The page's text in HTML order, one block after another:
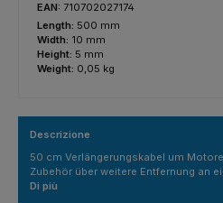
EAN: 710702027174
Length: 500 mm
Width: 10 mm
Height: 5 mm
Weight: 0,05 kg
Descrizione
50 cm Verlängerungskabel um
Zubehör über weitere Entfernung an
Di più